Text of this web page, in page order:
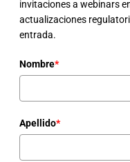
invitaciones a webinars
actualizaciones
entrada.
Nombre*
Apellido*